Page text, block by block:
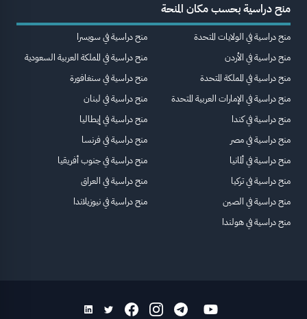
منح دراسية بحسب مكان المنحة
منح دراسية في الولايات المتحدة
منح دراسية في الأردن
منح دراسية في المملكة المتحدة
منح دراسية في الإمارات العربية المتحدة
منح دراسية في كندا
منح دراسية في مصر
منح دراسية في ألمانيا
منح دراسية في تركيا
منح دراسية في الصين
منح دراسية في هولندا
منح دراسية في سويسرا
منح دراسية في المملكة العربية السعودية
منح دراسية في سنغافورة
منح دراسية في لبنان
منح دراسية في إيطاليا
منح دراسية في فرنسا
منح دراسية في جنوب أفريقيا
منح دراسية في العراق
منح دراسية في نيوزيلاندا